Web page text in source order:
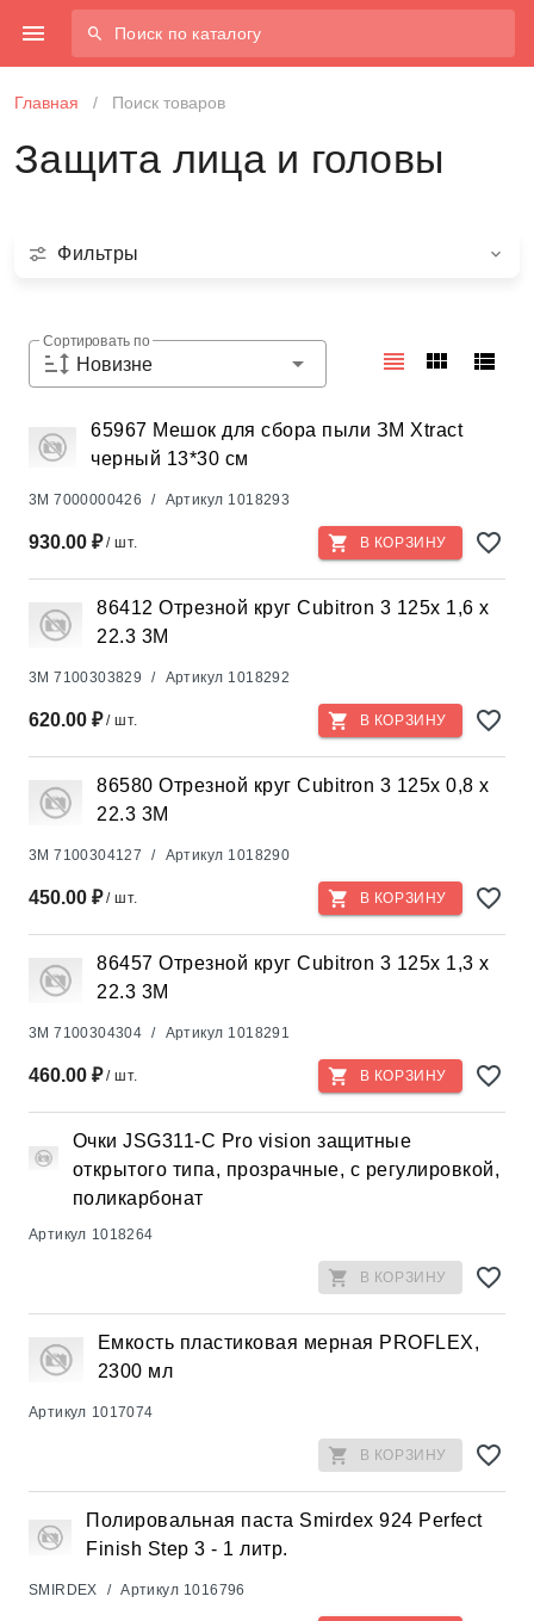
Поиск по каталогу
Главная / Поиск товаров
Защита лица и головы
Фильтры
Сортировать по
Новизне
65967 Мешок для сбора пыли ЗМ Xtract
черный 13*30 см
3M 7000000426 / Артикул 1018293
930.00 ₽/ шт. В КОРЗИНУ
86412 Отрезной круг Cubitron 3 125x 1,6 x
22.3 3М
3M 7100303829 / Артикул 1018292
620.00 ₽/ шт. В КОРЗИНУ
86580 Отрезной круг Cubitron 3 125x 0,8 x
22.3 3М
3M 7100304127 / Артикул 1018290
450.00 ₽/ шт. В КОРЗИНУ
86457 Отрезной круг Cubitron 3 125x 1,3 x
22.3 3М
3M 7100304304 / Артикул 1018291
460.00 ₽/ шт. В КОРЗИНУ
Очки JSG311-C Pro vision защитные
открытого типа, прозрачные, с регулировкой,
поликарбонат
Артикул 1018264
В КОРЗИНУ
Емкость пластиковая мерная PROFLEX,
2300 мл
Артикул 1017074
В КОРЗИНУ
Полировальная паста Smirdex 924 Perfect
Finish Step 3 - 1 литр.
SMIRDEX / Артикул 1016796